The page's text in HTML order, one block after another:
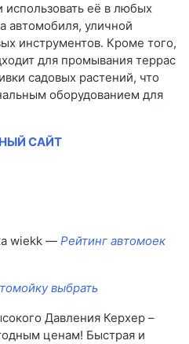
использовать её в любых
автомобиля, уличной
инструментов. Кроме того,
для промывания террас
садовых растений, что
оборудованием для
САЙТ
wiekk — Рейтинг автомоек
выбрать
Давления Керхер –
ценам! Быстрая и